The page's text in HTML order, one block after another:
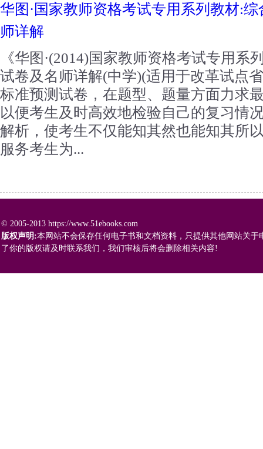
华图·国家教师资格考试专用系列教材:
师详解
《华图·(2014)国家教师资格考试专用系
试卷及名师详解(中学)(适用于改革试点
标准预测试卷，在题型、题量方面力求
以便考生及时高效地检验自己的复习情
解析，使考生不仅能知其然也能知其所
服务考生为...
© 2005-2013 https://www.51ebooks.com
版权声明:本网站不会保存任何电子书和文档资料，只提供其他网站关
了你的版权请及时联系我们，我们审核后将会删除相关内容!